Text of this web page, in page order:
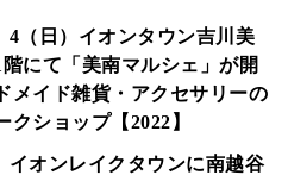
4（日）イオンタウン吉川美
にて「美南マルシェ」が開
メイド雑貨・アクセサリーの
クショップ【2022】
イオンレイクタウンに南越谷